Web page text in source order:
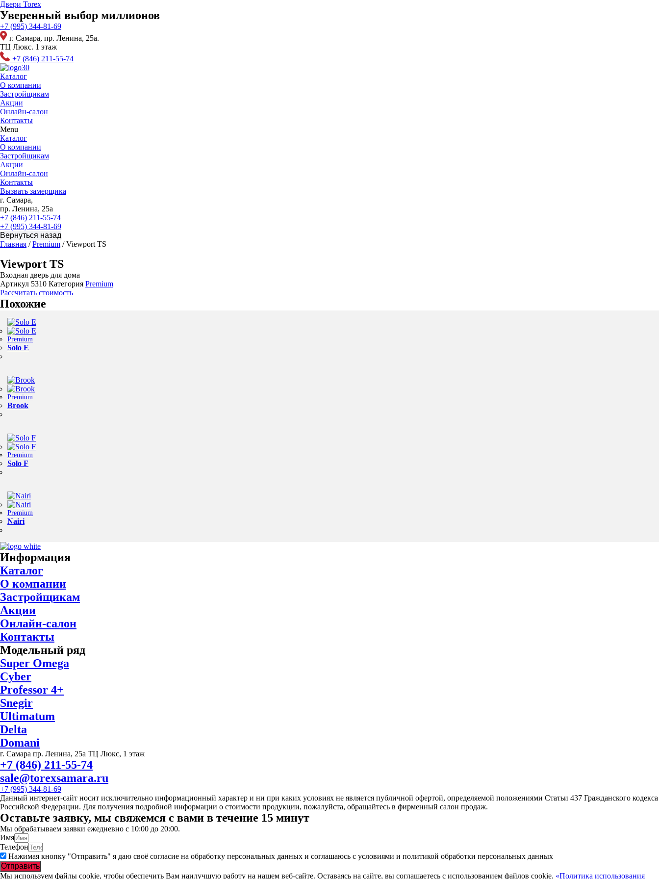
Перейти
к
содержимому
Двери Torex
Уверенный выбор миллионов
+7 (995) 344-81-69
г. Самара, пр. Ленина, 25а.
ТЦ Люкс. 1 этаж
+7 (846) 211-55-74
Каталог
О компании
Застройщикам
Акции
Онлайн-салон
Контакты
Menu
Каталог
О компании
Застройщикам
Акции
Онлайн-салон
Контакты
Вызвать замерщика
г. Самара,
пр. Ленина, 25а
+7 (846) 211-55-74
+7 (995) 344-81-69
Главная /Premium / Viewport TS
Viewport TS
Входная дверь для дома
Артикул 5310 Категория Premium
Рассчитать стоимость
Похожие
Premium
Solo E
Premium
Brook
Premium
Solo F
Premium
Nairi
Информация
Каталог
О компании
Застройщикам
Акции
Онлайн-салон
Контакты
Модельный ряд
Super Omega
Cyber
Professor 4+
Snegir
Ultimatum
Delta
Domani
г. Самара пр. Ленина, 25а ТЦ Люкс, 1 этаж
+7 (846) 211-55-74
sale@torexsamara.ru
+7 (995) 344-81-69
Данный интернет-сайт носит исключительно информационный характер и ни при каких условиях не является публичной офертой, определяемой положениями Статьи 437 Гражданского кодекса
Российской Федерации. Для получения подробной информации о стоимости продукции, пожалуйста, обращайтесь в фирменный салон продаж.
Оставьте заявку, мы свяжемся с вами в течение 15 минут
Мы обрабатываем заявки ежедневно с 10:00 до 20:00.
Имя
Телефон
Нажимая кнопку "Отправить" я даю своё согласие на обработку персональных данных и соглашаюсь с условиями и политикой обработки персональных данных
Отправить
Мы используем файлы cookie, чтобы обеспечить Вам наилучшую работу на нашем веб-сайте. Оставаясь на сайте, вы соглашаетесь с использованием файлов cookie. «Политика использования